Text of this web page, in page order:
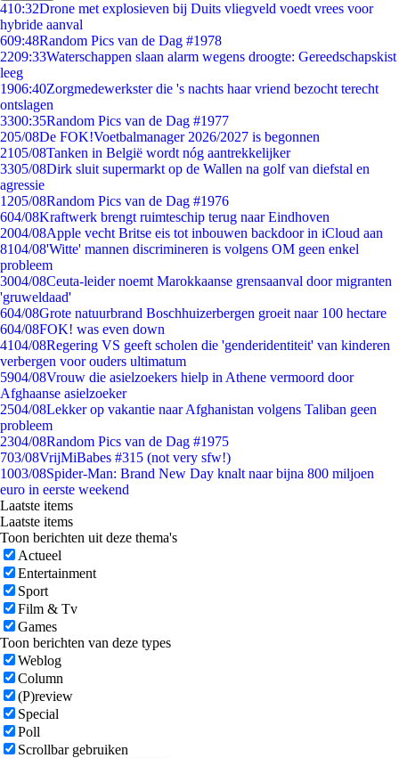
410:32Drone met explosieven bij Duits vliegveld voedt vrees voor
hybride aanval
609:48Random Pics van de Dag #1978
2209:33Waterschappen slaan alarm wegens droogte: Gereedschapskist
leeg
1906:40Zorgmedewerkster die 's nachts haar vriend bezocht terecht
ontslagen
3300:35Random Pics van de Dag #1977
205/08De FOK!Voetbalmanager 2026/2027 is begonnen
2105/08Tanken in België wordt nóg aantrekkelijker
3305/08Dirk sluit supermarkt op de Wallen na golf van diefstal en
agressie
1205/08Random Pics van de Dag #1976
604/08Kraftwerk brengt ruimteschip terug naar Eindhoven
2004/08Apple vecht Britse eis tot inbouwen backdoor in iCloud aan
8104/08'Witte' mannen discrimineren is volgens OM geen enkel
probleem
3004/08Ceuta-leider noemt Marokkaanse grensaanval door migranten
'gruweldaad'
604/08Grote natuurbrand Boschhuizerbergen groeit naar 100 hectare
604/08FOK! was even down
4104/08Regering VS geeft scholen die 'genderidentiteit' van kinderen
verbergen voor ouders ultimatum
5904/08Vrouw die asielzoekers hielp in Athene vermoord door
Afghaanse asielzoeker
2504/08Lekker op vakantie naar Afghanistan volgens Taliban geen
probleem
2304/08Random Pics van de Dag #1975
703/08VrijMiBabes #315 (not very sfw!)
1003/08Spider-Man: Brand New Day knalt naar bijna 800 miljoen
euro in eerste weekend
Laatste items
Laatste items
Toon berichten uit deze thema's
Actueel
Entertainment
Sport
Film & Tv
Games
Toon berichten van deze types
Weblog
Column
(P)review
Special
Poll
Scrollbar gebruiken